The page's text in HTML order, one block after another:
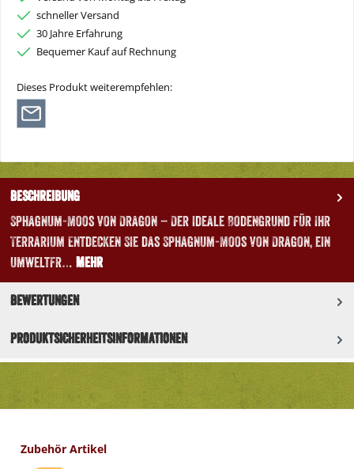
schneller Versand
30 Jahre Erfahrung
Bequemer Kauf auf Rechnung
Dieses Produkt weiterempfehlen:
Beschreibung
Sphagnum-Moos von Dragon – Der ideale Bodengrund für Ihr
Terrarium Entdecken Sie das Sphagnum-Moos von Dragon, ein
umweltfr… Mehr
Bewertungen
Produktsicherheitsinformationen
Produktgalerie überspringen
Zubehör Artikel